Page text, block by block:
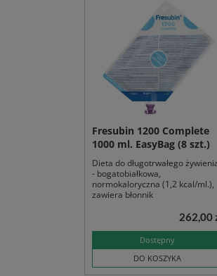
zazwyczaj stosuje się je jako
jako jedyne źródło pożywienia
wyjątkowych sytuacjach, po
gdy trudności w przyjmowaniu
posiłków są bardzo nasilone).
Uwaga praktyczna dla opiekuna:
Nie wprowadzaj 3–4 butelek
Zacznij od 1 butelki, obserwuj
Zawsze informuj lekarza
stosowaniu doustnych
Pamiętaj, że to żywność
przeznaczenia medycznego do
dietetycznego w niedożywieniu